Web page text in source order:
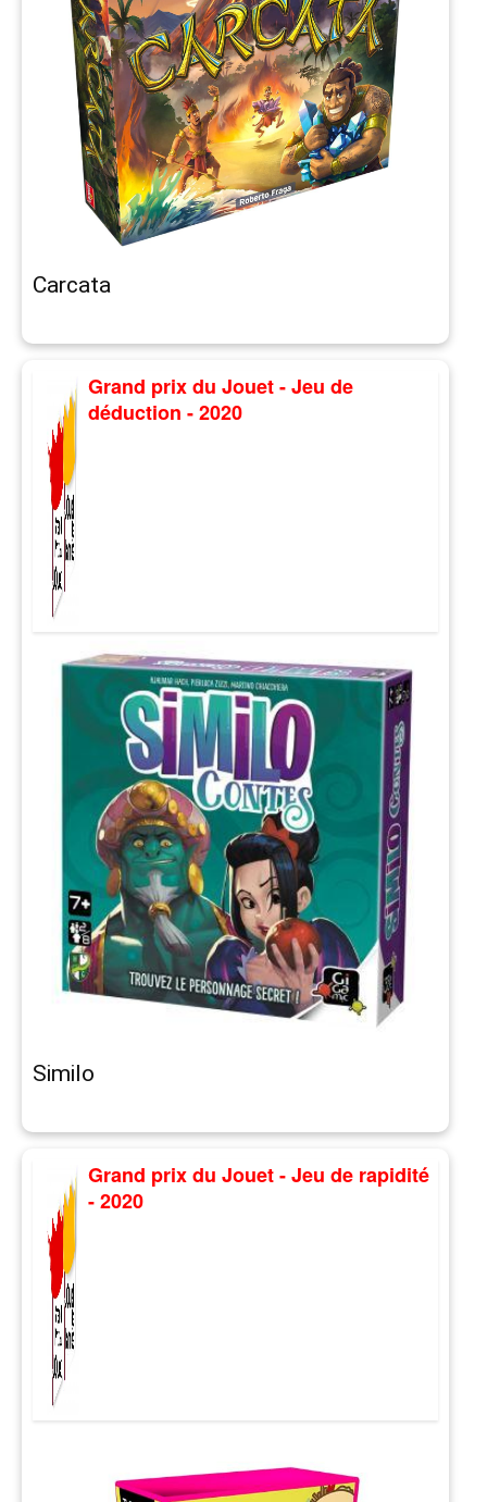
Carcata
Grand prix du Jouet - Jeu de
déduction - 2020
Similo
Grand prix du Jouet - Jeu de rapidité
- 2020